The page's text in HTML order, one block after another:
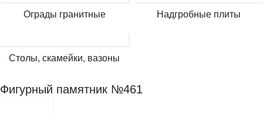
Ограды гранитные Надгробные плиты
Столы, скамейки, вазоны
Фигурный памятник №461